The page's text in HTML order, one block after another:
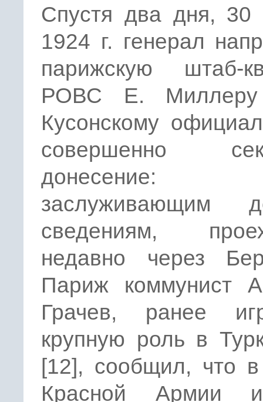
Спустя два дня, 30
1924 г. генерал
парижскую штаб-
РОВС Е.
Кусонскому
совершенно
заслуживающим
сведениям,
недавно через
Париж коммунист
Грачев, ранее
крупную роль в
[12], сообщил, что
Красной Армии